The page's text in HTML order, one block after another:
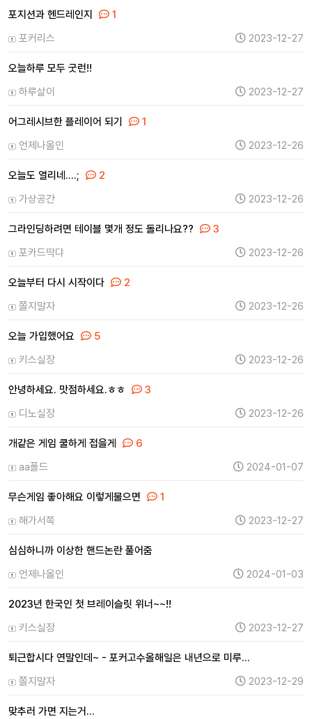
포지션과 헨드레인지
1
포커리스
2023-12-27
오늘하루 모두 굿런!!
하루살이
2023-12-27
어그레시브한 플레이어 되기
1
언제나올인
2023-12-26
오늘도 열리네....;
2
가상공간
2023-12-26
그라인딩하려면 테이블 몇개 정도 돌리나요??
3
포카드딱댜
2023-12-26
오늘부터 다시 시작이다
2
쫄지말자
2023-12-26
오늘 가입했어요
5
키스실장
2023-12-26
안녕하세요. 맛점하세요.ㅎㅎ
3
디노실장
2023-12-26
개같은 게임 쿨하게 접을게
6
aa폴드
2024-01-07
무슨게임 좋아해요 이렇게물으면
1
해가서쪽
2023-12-27
심심하니까 이상한 핸드논란 풀어줌
언제나올인
2024-01-03
2023년 한국인 첫 브레이슬릿 위너~~!!
키스실장
2023-12-27
퇴근합시다 연말인데~ - 포커고수올해일은 내년으로 미루…
쫄지말자
2023-12-29
맞추러 가면 지는거...